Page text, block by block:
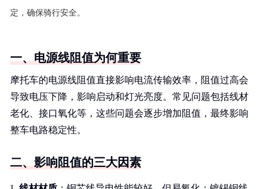
定，确保骑行安全。
一、电源线阻值为何重要
摩托车的电源线阻值直接影响电流传输效率，阻值过高会
导致电压下降，影响启动和灯光亮度。常见问题包括线材
老化、接口氧化等，这些问题会逐步增加阻值，最终影响
整车电路稳定性。
二、影响阻值的三大因素